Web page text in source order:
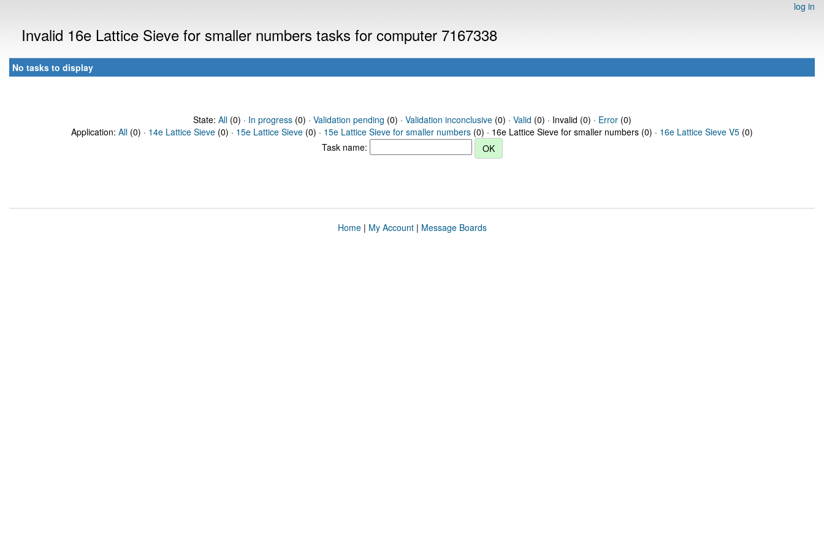
log in
Invalid 16e Lattice Sieve for smaller numbers tasks for computer 7167338
No tasks to display
State: All(0) · In progress(0) · Validation pending (0) · Validation inconclusive(0) · Valid (0) · Invalid (0) · Error(0)
Application: All (0) · 14e Lattice Sieve (0) · 15e Lattice Sieve (0) · 15e Lattice Sieve for smaller numbers (0) · 16e Lattice Sieve for smaller numbers (0) · 16e Lattice Sieve V5 (0)
Task name:
Home| My Account| Message Boards